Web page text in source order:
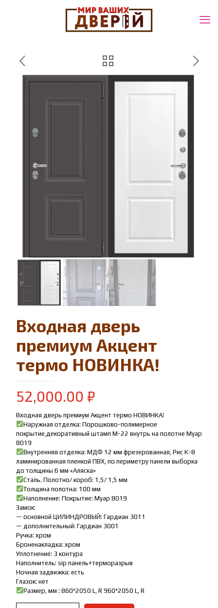
Входная дверь
премиум Акцент
термо НОВИНКА!
52,000.00 ₽
Входная дверь премиум Акцент термо НОВИНКА!
Наружная отделка: Порошково-полимерное
покрытие,декоративный штамп М-22 внутрь на полотне Муар
8019
Внутренняя отделка: МДФ 12 мм фрезерованная, Рис К-8
ламинированная пленкой ПВХ, по периметру панели выборка
до толщины 6 мм «Аляска»
Сталь. Полотно/ короб: 1,5/ 1,5 мм
Толщина полотна: 100 мм
Наполнение: Покрытие: Муар 8019
Замок:
— основной ЦИЛИНДРОВЫЙ: Гардиан 3011
— дополнительный: Гардиан 3001
Ручка: хром
Броненакладка: хром
Уплотнение: 3 контура
Наполнитель: sip панель+терморазрыв
Ночная задвижка: есть
Глазок: нет
Размер, мм : 860*2050 L, R 960*2050 L, R